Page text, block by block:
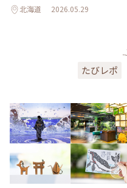
北海道 2026.05.29
たびレポ